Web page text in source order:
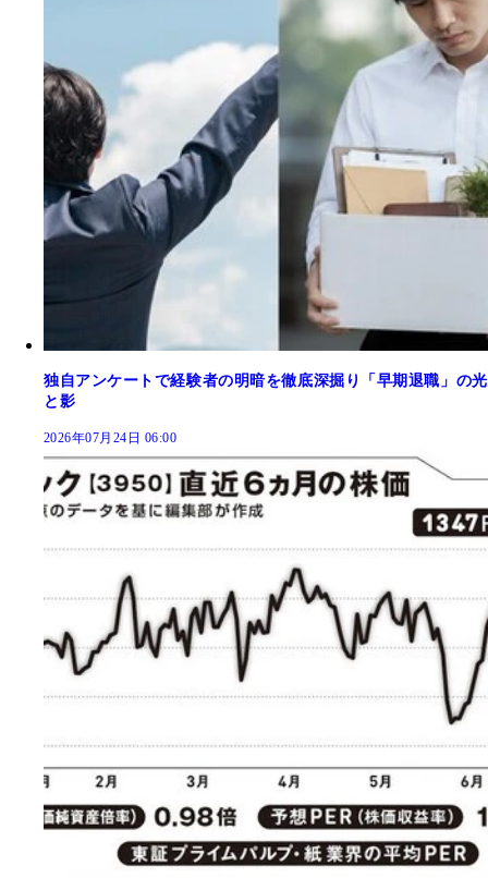
独自アンケートで経験者の明暗を徹底深掘り「早期退職」の光
と影
2026年07月24日 06:00